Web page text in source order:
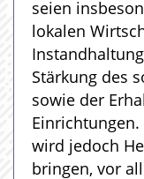
seien
lokalen
Stärkung des
sowie der
Einrichtungen.
wird jedoch
bringen, vor